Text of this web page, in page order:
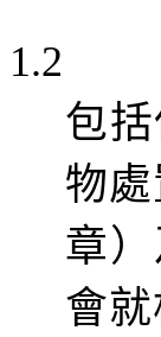
1.2
包
物
章
會